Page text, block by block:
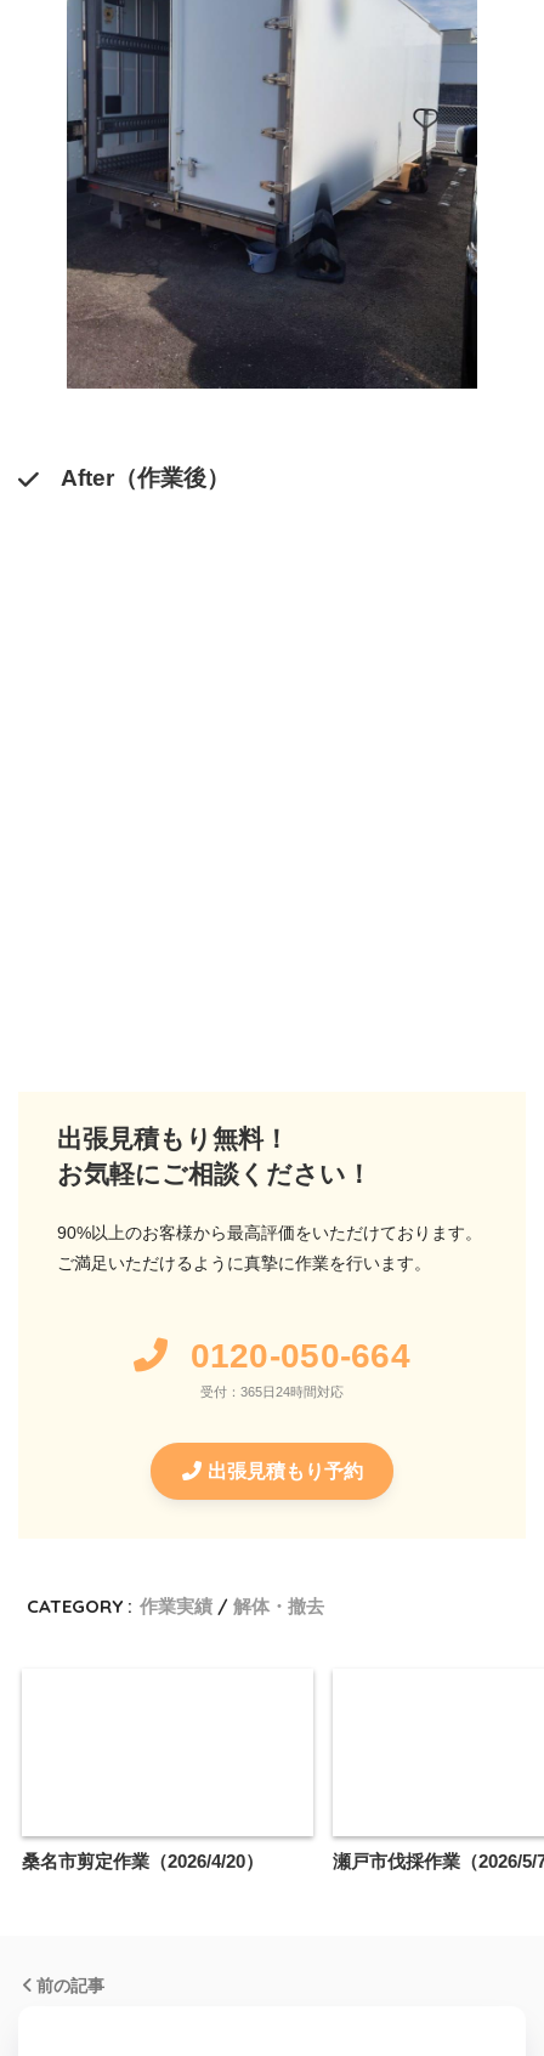
After（作業後）
出張見積もり無料！
お気軽にご相談ください！
90%以上のお客様から最高評価をいただけております。
ご満足いただけるように真摯に作業を行います。
0120-050-664
受付：365日24時間対応
出張見積もり予約
CATEGORY : 作業実績 解体・撤去
桑名市剪定作業（2026/4/20） 瀬戸市伐採作業（2026/5/
前の記事